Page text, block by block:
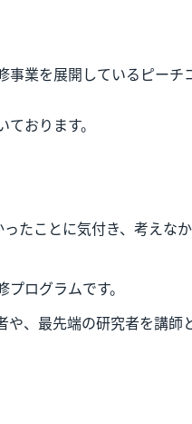
事業を展開しているピーチ
おります。
たことに気付き、考えな
ログラムです。
や、最先端の研究者を講師